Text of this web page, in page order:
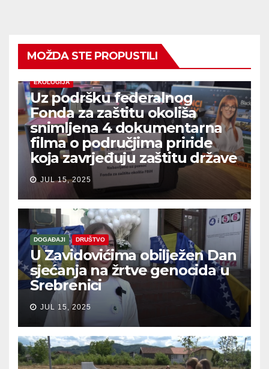
MOŽDA STE PROPUSTILI
EKOLOGIJA
Uz podršku federalnog
Fonda za zaštitu okoliša
snimljena 4 dokumentarna
filma o područjima priride
koja zavrjeđuju zaštitu države
JUL 15, 2025
DOGAĐAJI DRUŠTVO
U Zavidovićima obilježen Dan
sjećanja na žrtve genocida u
Srebrenici
JUL 15, 2025